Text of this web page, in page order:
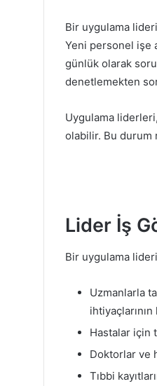
Bir uygulama
Yeni personel işe
günlük olarak
denetlemekten
Uygulama
olabilir. Bu durum
Lider İş
Bir uygulama
Uzmanlarla
Hastalar için
Doktorlar ve
Tıbbi